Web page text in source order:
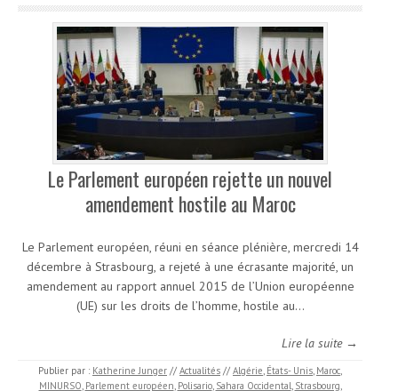
Le Parlement européen rejette un nouvel
amendement hostile au Maroc
Le Parlement européen, réuni en séance plénière, mercredi 14
décembre à Strasbourg, a rejeté à une écrasante majorité, un
amendement au rapport annuel 2015 de l’Union européenne
(UE) sur les droits de l’homme, hostile au…
Lire la suite →
Publier par : Katherine Junger // Actualités // Algérie, États- Unis, Maroc,
MINURSO, Parlement européen, Polisario, Sahara Occidental, Strasbourg,